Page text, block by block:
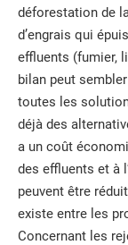
déforestation de
d’engrais qui
effluents (fumier,
bilan peut
toutes les
déjà des
a un coût
des effluents et à
peuvent être
existe entre les
Concernant les